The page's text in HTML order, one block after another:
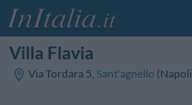
Villa Flavia
Via Tordara 5, Sant'agnello